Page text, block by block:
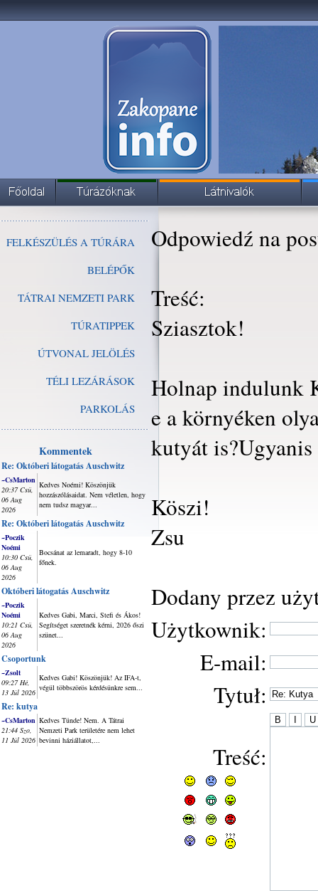
FELKÉSZÜLÉS A TÚRÁRA
BELÉPŐK
TÁTRAI NEMZETI PARK
TÚRATIPPEK
ÚTVONAL JELÖLÉS
TÉLI LEZÁRÁSOK
PARKOLÁS
Kommentek
Re: Októberi látogatás Auschwitz
~CsMarton
20:37 Csü,
06 Aug
2026
Kedves Noémi! Köszönjük
hozzászólásaidat. Nem véletlen, hogy
nem tudsz magyar...
Re: Októberi látogatás Auschwitz
~Poczik
Noémi
10:30 Csü,
06 Aug
2026
Bocsánat az lemaradt, hogy 8-10
főnek.
Októberi látogatás Auschwitz
~Poczik
Noémi
10:21 Csü,
06 Aug
2026
Kedves Gabi, Marci, Stefi és Ákos!
Segítséget szeretnék kérni, 2026 őszi
szünet...
Csoportunk
~Zsolt
09:27 Hé,
13 Júl 2026
Kedves Gabi! Köszönjük! Az IFA-t,
végül többszörös kérdésünkre sem...
Re: kutya
~CsMarton
21:44 Szo,
11 Júl 2026
Kedves Tünde! Nem. A Tátrai
Nemzeti Park területére nem lehet
bevinni háziállatot,...
Odpowiedź na
Treść:
Sziasztok!
Holnap indulunk
e a környéken
kutyát
Köszi!
Zsu
Dodany przez
Użytkownik:
E-mail:
Tytuł:
Treść: